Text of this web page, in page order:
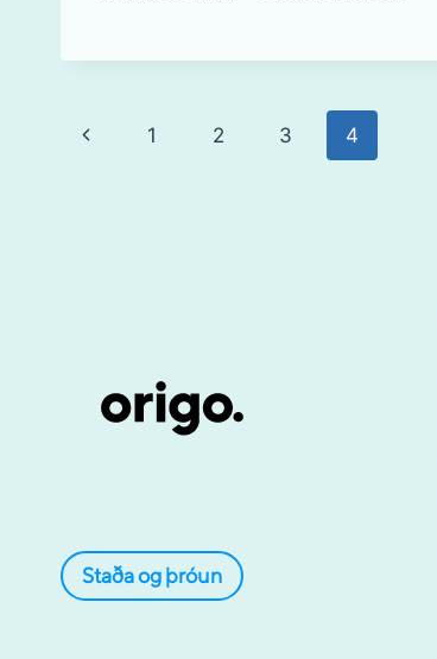
Page
Previous
1 2 3 4
Staða og þróun